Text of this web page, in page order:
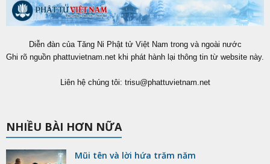
Diễn đàn của Tăng Ni Phật tử Việt Nam trong và ngoài nước
Ghi rõ nguồn phattuvietnam.net khi phát hành lại thông tin từ website này.
Liên hệ chúng tôi: trisu@phattuvietnam.net
NHIỀU BÀI HƠN NỮA
Mũi tên và lời hứa trăm năm